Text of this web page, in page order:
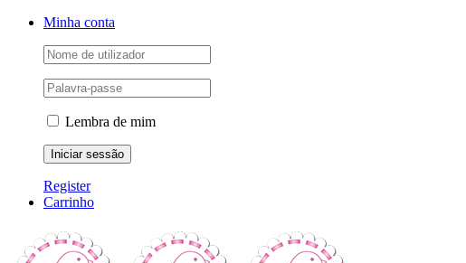
Skip
Facebook
Instagram
YouTubeMinha conta
Lembra de mim
Register
Carrinho